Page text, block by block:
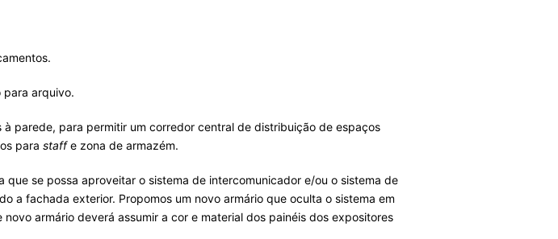
para arquivo.
parede, para permitir um corredor central de distribuição de espaços
parastaffe zona de armazém.
se possa aproveitar o sistema de intercomunicador e/ou o sistema de
a fachada exterior. Propomos um novo armário que oculta o sistema em
armário deverá assumir a cor e material dos painéis dos expositores